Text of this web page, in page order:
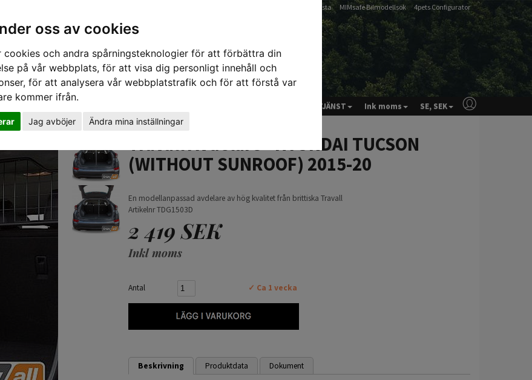
oss av cookies
cookies och andra spårningsteknologier för att förbättra din
på vår webbplats, för att visa dig personligt innehåll och
för att analysera vår webbplatstrafik och för att förstå var
kommer ifrån.
Jag avböjer Ändra mina inställningar
Artfex Passlista- MIMsafe Bilmodellsök- 4pets Configurator
KUNDTJÄNST Ink moms SE, SEK
SUNROOF) 2015-20
Travall Avdelare - HYUNDAI TUCSON
(WITHOUT SUNROOF) 2015-20
En modellanpassad avdelare av hög kvalitet från brittiska Travall
Artikelnr TDG1503D
2 419 SEK
Inkl moms
Antal ✓ Ca 1 vecka
Beskrivning Produktdata
Dokument